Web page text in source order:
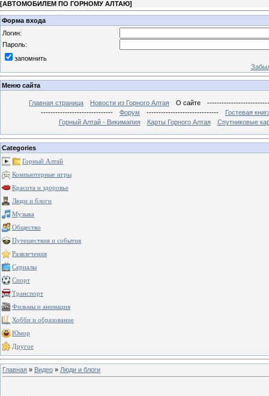
[АВТОМОБИЛЕМ ПО ГОРНОМУ АЛТАЮ]
Форма входа
Логин:
Пароль:
запомнить
Меню сайта
Главная страница Новости из Горного Алтая О сайте
------------------------------
Форум ------------------------------
Гостевая
Горный Алтай - Викимапия
Карты Горного Алтая Спутниковые
Categories
Горный Алтай
Компьютерные игры
Красота и здоровье
Люди и блоги
Музыка
Общество
Путешествия и события
Развлечения
Сериалы
Спорт
Транспорт
Фильмы и анимация
Хобби и образование
Юмор
Другое
Главная » Видео » Люди и блоги